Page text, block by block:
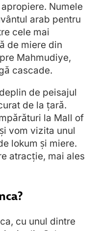
Numele
arab pentru
cele mai
de miere din
Mahmudiye,
cascade.
de peisajul
de la țară.
la Mall of
vom vizita unul
lokum și miere.
atracție, mai ales
cu unul dintre